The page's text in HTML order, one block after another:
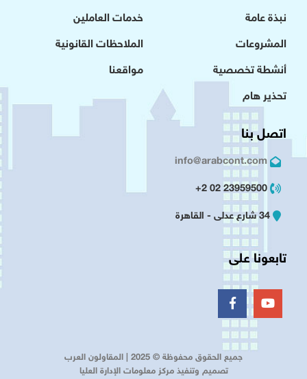
نبذة عامة
المشروعات
أنشطة تخصصية
تحذير هام
خدمات العاملين
الملاحظات القانونية
مواقعنا
اتصل بنا
info@arabcont.com
23959500 02 2+
34 شارع عدلى - القاهرة
تابعونا على
جميع الحقوق محفوظة © 2025 | المقاولون العرب
تصميم وتنفيذ مركز معلومات الإدارة العليا